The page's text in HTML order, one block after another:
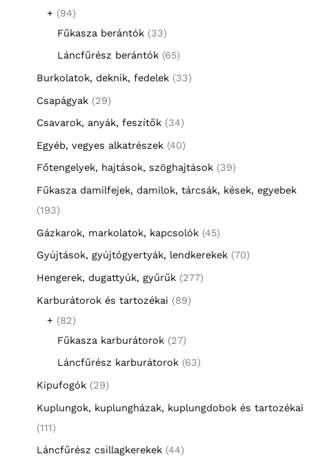
+
94
Fűkasza berántók 33
Láncfűrész berántók 65
Burkolatok, deknik, fedelek 33
Csapágyak 29
Csavarok, anyák, feszítők 34
Egyéb, vegyes alkatrészek 40
Főtengelyek, hajtások, szöghajtások 39
Fűkasza damilfejek, damilok, tárcsák, kések, egyebek
193
Gázkarok, markolatok, kapcsolók 45
Gyújtások, gyújtógyertyák, lendkerekek 70
Hengerek, dugattyúk, gyűrűk 277
Karburátorok és tartozékai
89
+
82
Fűkasza karburátorok 27
Láncfűrész karburátorok 63
Kipufogók 29
Kuplungok, kuplungházak, kuplungdobok és tartozékai
111
Láncfűrész csillagkerekek 44